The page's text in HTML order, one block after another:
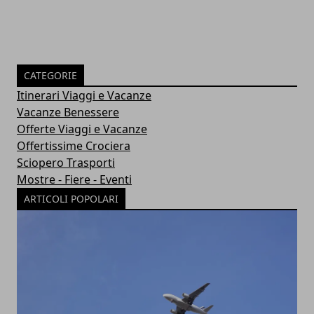
CATEGORIE
Itinerari Viaggi e Vacanze
Vacanze Benessere
Offerte Viaggi e Vacanze
Offertissime Crociera
Sciopero Trasporti
Mostre - Fiere - Eventi
ARTICOLI POPOLARI